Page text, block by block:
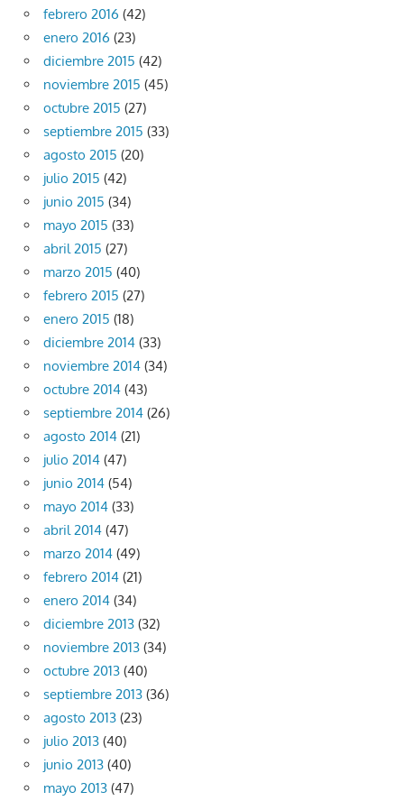
febrero 2016 (42)
enero 2016 (23)
diciembre 2015 (42)
noviembre 2015 (45)
octubre 2015 (27)
septiembre 2015 (33)
agosto 2015 (20)
julio 2015 (42)
junio 2015 (34)
mayo 2015 (33)
abril 2015 (27)
marzo 2015 (40)
febrero 2015 (27)
enero 2015 (18)
diciembre 2014 (33)
noviembre 2014 (34)
octubre 2014 (43)
septiembre 2014 (26)
agosto 2014 (21)
julio 2014 (47)
junio 2014 (54)
mayo 2014 (33)
abril 2014 (47)
marzo 2014 (49)
febrero 2014 (21)
enero 2014 (34)
diciembre 2013 (32)
noviembre 2013 (34)
octubre 2013 (40)
septiembre 2013 (36)
agosto 2013 (23)
julio 2013 (40)
junio 2013 (40)
mayo 2013 (47)